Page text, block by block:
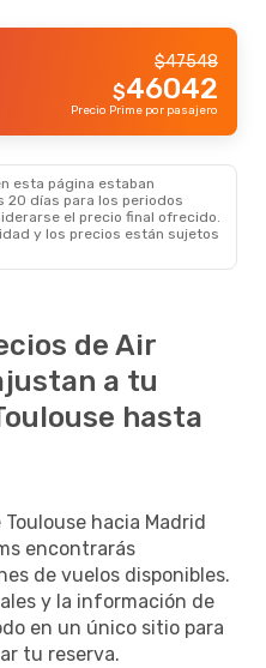
47548
$
46042
$
Precio Prime por pasajero
esta página estaban
20 días para los periodos
el precio final ofrecido.
y los precios están sujetos
de Air
a tu
hasta
hacia Madrid
encontrarás
de vuelos disponibles.
y la información de
en un único sitio para
tu reserva.